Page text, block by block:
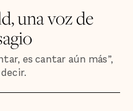
una voz de
es cantar aún más”,